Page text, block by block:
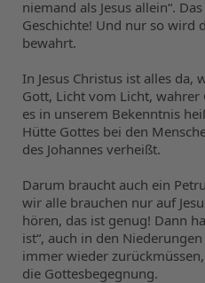
niemand als Jesus allein“.
Geschichte! Und nur so wird
bewahrt.
In Jesus Christus ist alles da,
Gott, Licht vom Licht,
es in unserem Bekenntnis
Hütte Gottes bei den
des Johannes verheißt.
Darum braucht auch ein
wir alle brauchen nur auf
hören, das ist genug! Dann
ist“, auch in den
immer wieder
die Gottesbegegnung.